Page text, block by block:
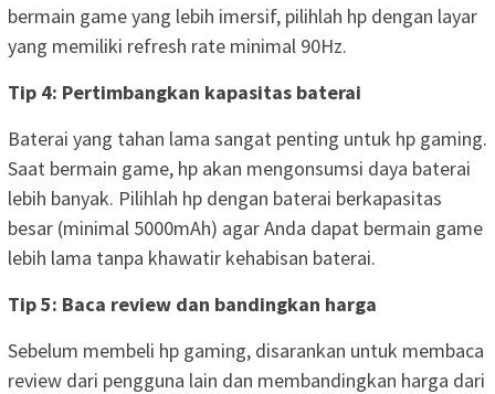
bermain game yang lebih imersif, pilihlah hp dengan layar
yang memiliki refresh rate minimal 90Hz.
Tip 4: Pertimbangkan kapasitas baterai
Baterai yang tahan lama sangat penting untuk hp gaming.
Saat bermain game, hp akan mengonsumsi daya baterai
lebih banyak. Pilihlah hp dengan baterai berkapasitas
besar (minimal 5000mAh) agar Anda dapat bermain game
lebih lama tanpa khawatir kehabisan baterai.
Tip 5: Baca review dan bandingkan harga
Sebelum membeli hp gaming, disarankan untuk membaca
review dari pengguna lain dan membandingkan harga dari